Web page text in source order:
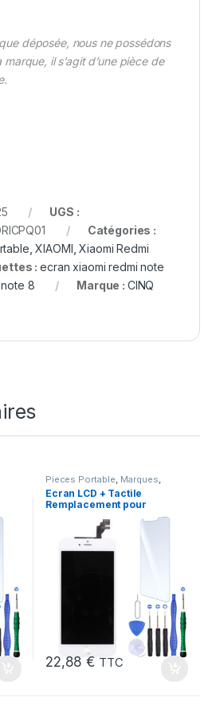
déposée, nous ne possédons
il s’agit d’une pièce de
UGS :
Catégories :
,XIAOMI ,Xiaomi Redmi
:ecran xiaomi redmi note
8 Marque : CINQ
Pieces Portable Marques
Apple iPhone 6 Plus
Ecran LCD + Tactile
Remplacement pour
22,88€ TTC